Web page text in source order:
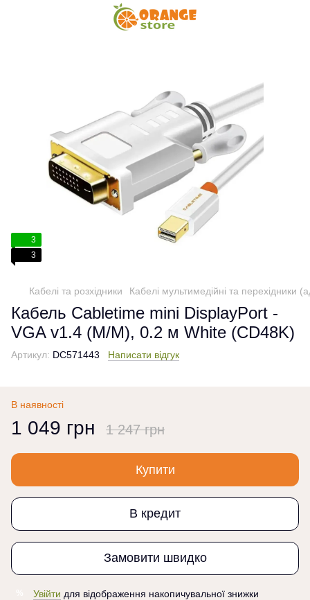
3
3
Кабелі та розхідники Кабелі мультимедійні та перехідники
Кабель Cabletime mini DisplayPort -
VGA v1.4 (M/M), 0.2 м White (CD48K)
Артикул: DC571443 Написати відгук
В наявності
1 049 грн 1 247 грн
Купити
В кредит
Замовити швидко
Увійти для відображення накопичувальної знижки